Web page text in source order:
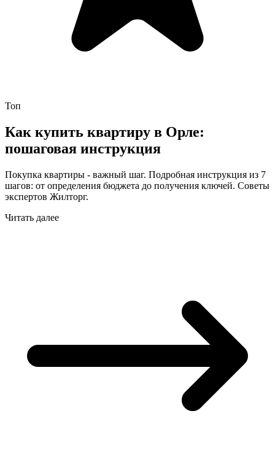
Топ
Как купить квартиру в Орле:
пошаговая инструкция
Покупка квартиры - важный шаг. Подробная инструкция из 7
шагов: от определения бюджета до получения ключей. Советы
экспертов Жилторг.
Читать далее